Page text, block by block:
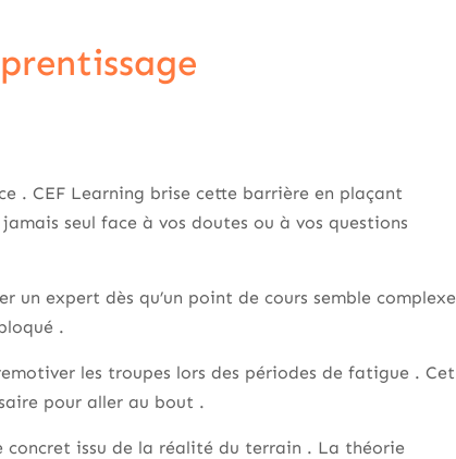
. CEF Learning brise cette barrière en plaçant
seul face à vos doutes ou à vos questions
un expert dès qu’un point de cours semble complexe
.
les troupes lors des périodes de fatigue . Cet
pour aller au bout .
issu de la réalité du terrain . La théorie